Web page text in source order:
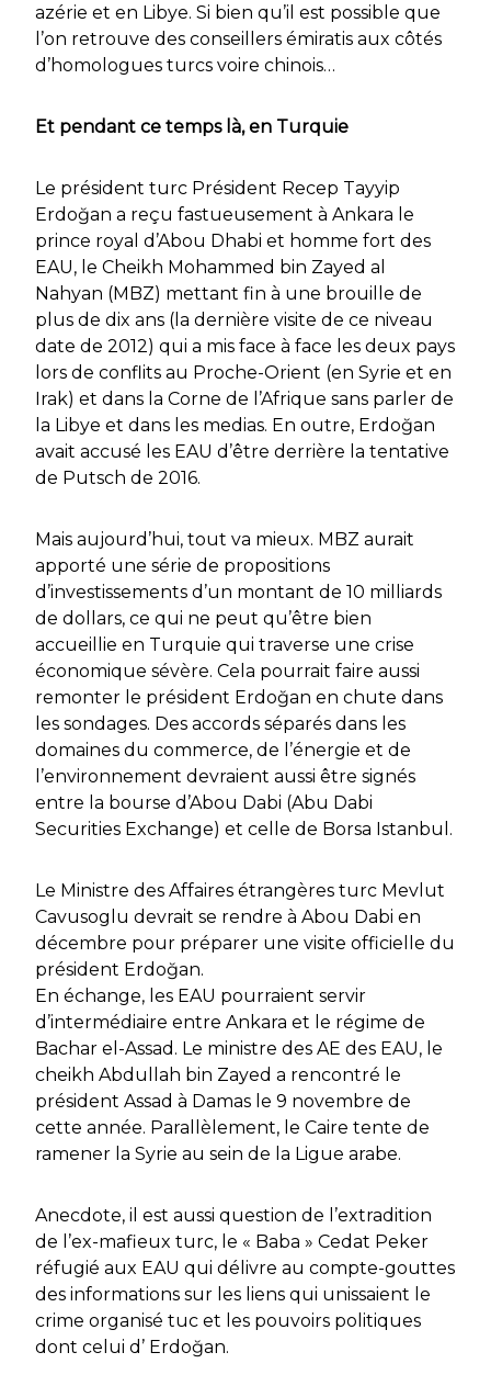
azérie et en Libye. Si bien qu’il est possible que
l’on retrouve des conseillers émiratis aux côtés
d’homologues turcs voire chinois…
Et pendant ce temps là, en Turquie
Le président turc Président Recep Tayyip
Erdoğan a reçu fastueusement à Ankara le
prince royal d’Abou Dhabi et homme fort des
EAU, le Cheikh Mohammed bin Zayed al
Nahyan (MBZ) mettant fin à une brouille de
plus de dix ans (la dernière visite de ce niveau
date de 2012) qui a mis face à face les deux pays
lors de conflits au Proche-Orient (en Syrie et en
Irak) et dans la Corne de l’Afrique sans parler de
la Libye et dans les medias. En outre, Erdoğan
avait accusé les EAU d’être derrière la tentative
de Putsch de 2016.
Mais aujourd’hui, tout va mieux. MBZ aurait
apporté une série de propositions
d’investissements d’un montant de 10 milliards
de dollars, ce qui ne peut qu’être bien
accueillie en Turquie qui traverse une crise
économique sévère. Cela pourrait faire aussi
remonter le président Erdoğan en chute dans
les sondages. Des accords séparés dans les
domaines du commerce, de l’énergie et de
l’environnement devraient aussi être signés
entre la bourse d’Abou Dabi (Abu Dabi
Securities Exchange) et celle de Borsa Istanbul.
Le Ministre des Affaires étrangères turc Mevlut
Cavusoglu devrait se rendre à Abou Dabi en
décembre pour préparer une visite officielle du
président Erdoğan.
En échange, les EAU pourraient servir
d’intermédiaire entre Ankara et le régime de
Bachar el-Assad. Le ministre des AE des EAU, le
cheikh Abdullah bin Zayed a rencontré le
président Assad à Damas le 9 novembre de
cette année. Parallèlement, le Caire tente de
ramener la Syrie au sein de la Ligue arabe.
Anecdote, il est aussi question de l’extradition
de l’ex-mafieux turc, le « Baba » Cedat Peker
réfugié aux EAU qui délivre au compte-gouttes
des informations sur les liens qui unissaient le
crime organisé tuc et les pouvoirs politiques
dont celui d’ Erdoğan.